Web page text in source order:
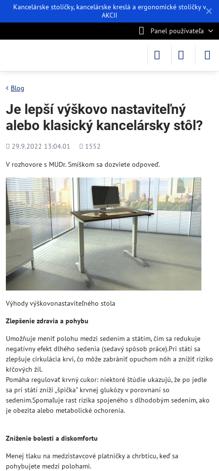
✕
Kancelárske stoličky, kancelárske kreslá a ergonomické stoličky v
AKCII
Panel používateľa
Blog
Je lepší výškovo nastaviteľný
alebo klasický kancelársky stôl?
Pridané
29.9.2022 13:04.01
Počet
1552
V rozhovore s MUDr. Smíškom sa dozviete odpoveď.
Výhody výškovonastaviteľného stola
Zlepšenie zdravia a pohybu
Umožňuje meniť polohu medzi sedením a státím, čím sa redukuje
negatívny efekt dlhého sedenia (sedavý spôsob práce).Pri státí sa
zlepšuje cirkulácia krvi, čo môže zabrániť opuchom nôh a znížiť riziko
kŕčových žíl.
Pomáha regulovať krvný cukor: niektoré štúdie ukazujú, že po jedle
sa pri státí zníži „špička" krvnej glukózy v porovnaní so
sedením.Spomaľuje rast rizika spojeného s dlhodobým sedením, ako
je obezita alebo metabolické ochorenia.
Zníženie bolesti a diskomfortu
Menej tlaku na medzistavcové platničky a chrbticu, keď sa
pohybujete medzi polohami.